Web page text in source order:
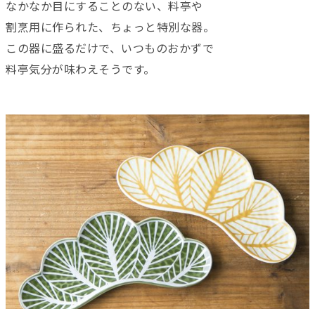
なかなか目にすることのない、料亭や
割烹用に作られた、ちょっと特別な器。
この器に盛るだけで、いつものおかずで
料亭気分が味わえそうです。